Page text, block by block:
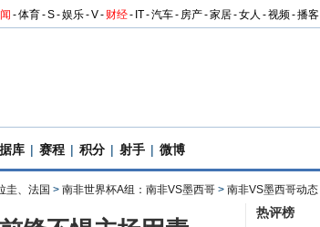
-体育-S-娱乐-V- 财经- IT-汽车- 房产-家居-女人 -视频-播客
库 | 赛程 | 积分 | 射手 | 微博
圭、法国 > 南非世界杯A组：南非VS墨西哥 > 南非VS墨西哥动态
热评榜